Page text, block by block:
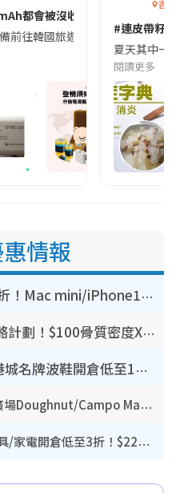
都會被沒收😱出發前切記檢查
備前往韓國旅遊的民眾，近期要
香港
#連皮帶籽
夏天其中一
閱讀更多
情報
豐澤優惠勁減低至44折！Mac mini/iPhone17Pro大減價！廚房家電$220起
港大推賽馬會強化骨骼計劃！$100骨質密度X光檢查 完成免費運動訓練送超市禮券！附參加資格
開倉優惠 | 尖沙咀海港城名牌波鞋開倉低至1折！On鞋$899起／Joy&Peace鞋履$98起
開倉優惠｜銅鑼灣時代廣場Doughnut/Campo Marzio開倉低至1折！背囊、書包、手袋劈價$200起
廚具開倉｜特福Tefal廚具/家電開倉低至3折！$220起買平底鍋/炒鑊/湯煲！電飯煲/吸塵機/燙斗$418起